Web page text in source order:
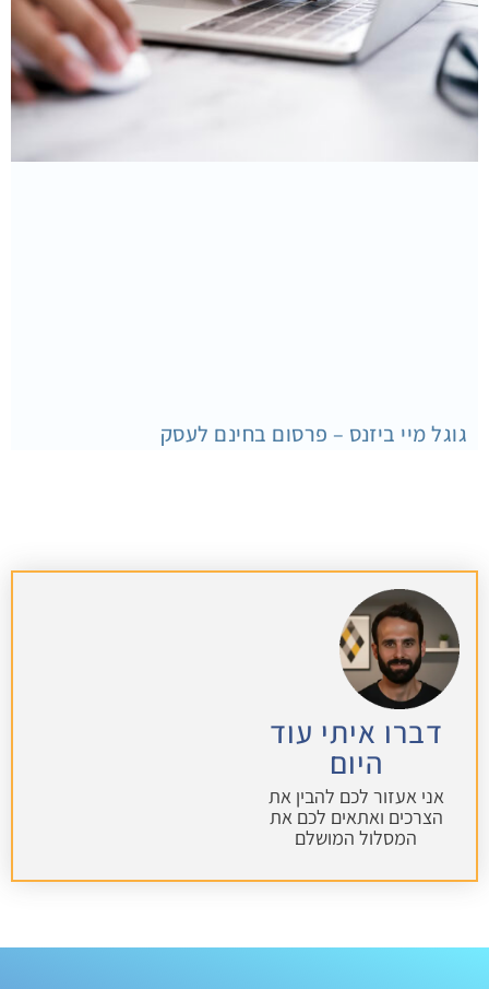
גוגל מיי ביזנס – פרסום בחינם לעסק
דברו איתי עוד
היום
אני אעזור לכם להבין את
הצרכים ואתאים לכם את
המסלול המושלם